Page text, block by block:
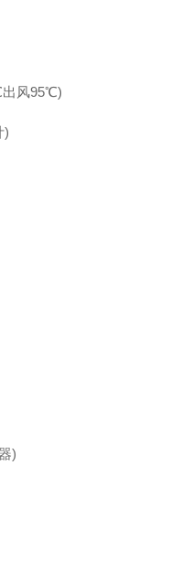
出风95℃)
)
)